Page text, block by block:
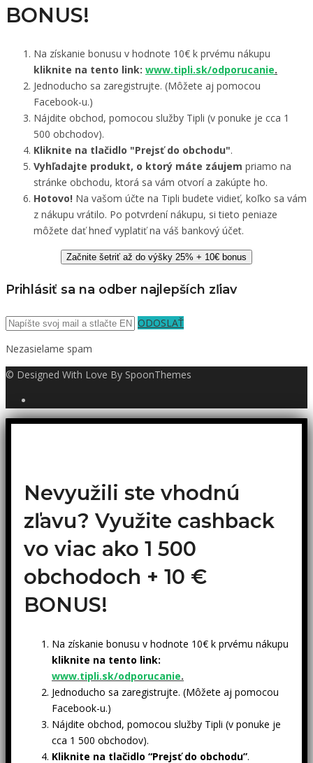
BONUS!
Na získanie bonusu v hodnote 10€ k prvému nákupu
kliknite na tento link: www.tipli.sk/odporucanie.
Jednoducho sa zaregistrujte. (Môžete aj pomocou
Facebook-u.)
Nájdite obchod, pomocou služby Tipli (v ponuke je cca 1
500 obchodov).
Kliknite na tlačidlo "Prejsť do obchodu".
Vyhľadajte produkt, o ktorý máte záujem priamo na
stránke obchodu, ktorá sa vám otvorí a zakúpte ho.
Hotovo! Na vašom účte na Tipli budete vidieť, koľko sa vám
z nákupu vrátilo. Po potvrdení nákupu, si tieto peniaze
môžete dať hneď vyplatiť na váš bankový účet.
Začnite šetriť až do výšky 25% + 10€ bonus
Prihlásiť sa na odber najlepších zľiav
ODOSLAŤ
Nezasielame spam
© Designed With Love By SpoonThemes
Nevyužili ste vhodnú
zľavu? Využite cashback
vo viac ako 1 500
obchodoch + 10 €
BONUS!
Na získanie bonusu v hodnote 10€ k prvému nákupu
kliknite na tento link:
www.tipli.sk/odporucanie.
Jednoducho sa zaregistrujte. (Môžete aj pomocou
Facebook-u.)
Nájdite obchod, pomocou služby Tipli (v ponuke je
cca 1 500 obchodov).
Kliknite na tlačidlo “Prejsť do obchodu”.